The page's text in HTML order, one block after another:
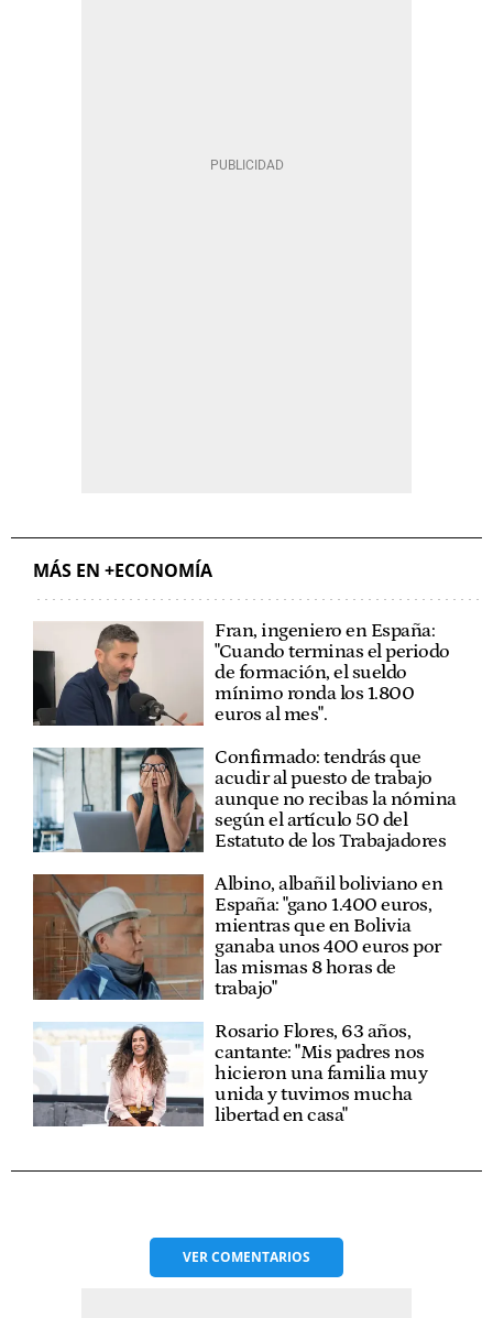
MÁS EN +ECONOMÍA
Fran, ingeniero en España:
"Cuando terminas el periodo
de formación, el sueldo
mínimo ronda los 1.800
euros al mes".
Confirmado: tendrás que
acudir al puesto de trabajo
aunque no recibas la nómina
según el artículo 50 del
Estatuto de los Trabajadores
Albino, albañil boliviano en
España: "gano 1.400 euros,
mientras que en Bolivia
ganaba unos 400 euros por
las mismas 8 horas de
trabajo"
Rosario Flores, 63 años,
cantante: "Mis padres nos
hicieron una familia muy
unida y tuvimos mucha
libertad en casa"
VERCOMENTARIOS